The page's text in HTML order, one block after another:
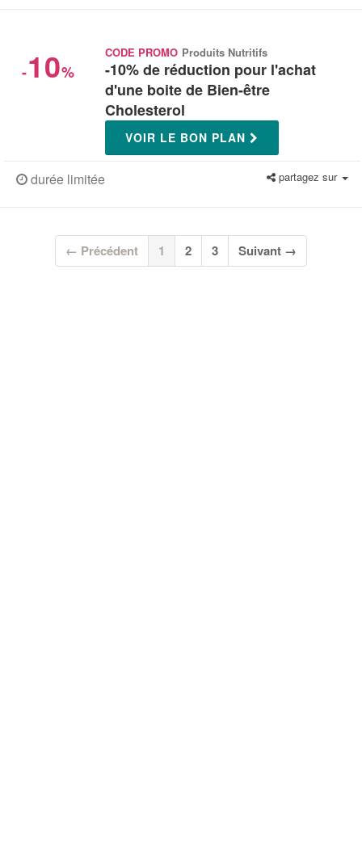
-10%
CODE PROMO Produits Nutritifs
-10% de réduction pour l'achat
d'une boite de Bien-être
Cholesterol
VOIR LE BON PLAN
durée limitée partagez sur
← Précédent 1 (current)
2 3 Suivant →